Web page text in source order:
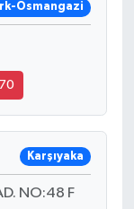
Osmangazi
Karşıyaka
NO:48 F